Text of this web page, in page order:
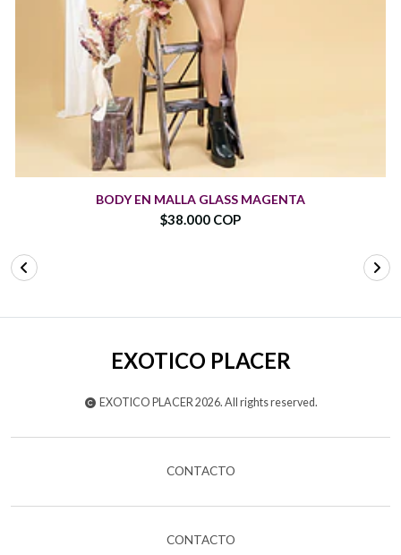
BODY EN MALLA GLASS MAGENTA
$38.000 COP
EXOTICO PLACER
EXOTICO PLACER 2026. All rights reserved.
CONTACTO
CONTACTO